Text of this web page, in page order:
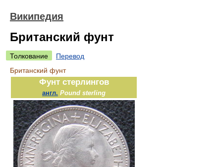
Википедия
Британский фунт
Толкование
Перевод
Британский фунт
Фунт стерлингов
англ. Pound sterling